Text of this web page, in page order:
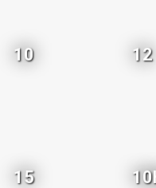
10 12
15